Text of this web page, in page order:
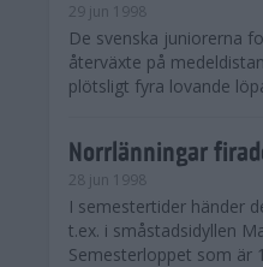
29 jun 1998
De svenska juniorerna
återväxte på
plötsligt fyra lovande
Norrlänningar
28 jun 1998
I semestertider händer
t.ex. i småstadsidyllen
Semesterloppet som är